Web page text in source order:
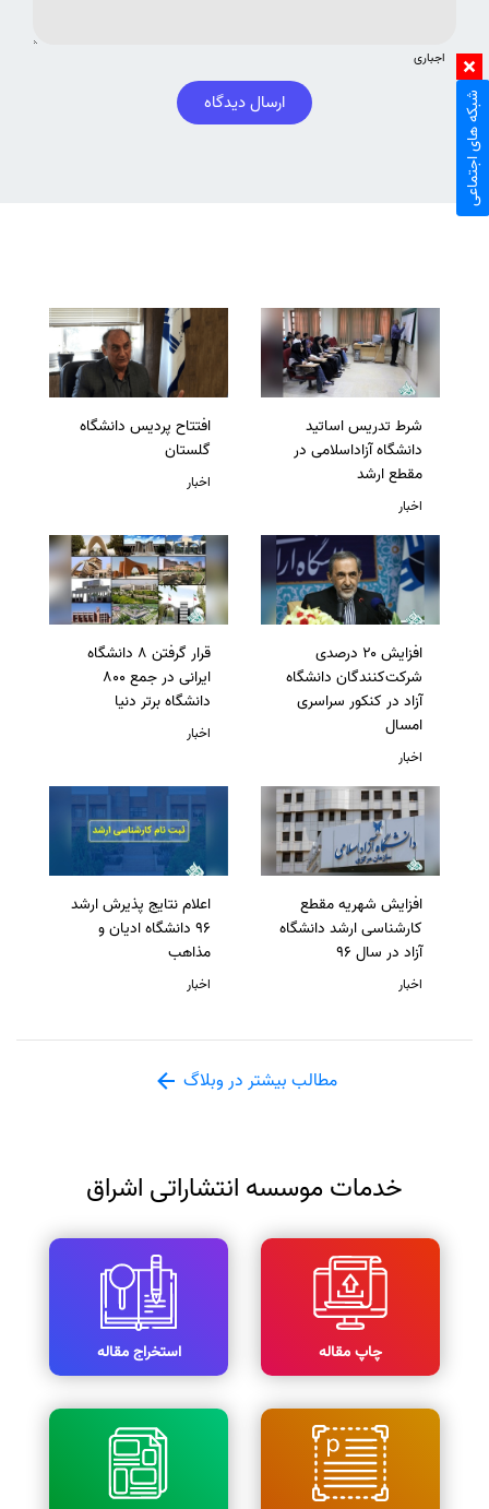
اجباری
ارسال دیدگاه
شرط تدریس اساتید
دانشگاه آزاداسلامی در
مقطع ارشد
اخبار
افتتاح پردیس دانشگاه
گلستان
اخبار
افزایش ۲۰ درصدی
شرکت‌کنندگان دانشگاه
آزاد در کنکور سراسری
امسال
اخبار
قرار گرفتن 8 دانشگاه
ایرانی در جمع 800
دانشگاه برتر دنیا
اخبار
افزایش شهریه مقطع
کارشناسی ارشد دانشگاه
آزاد در سال 96
اخبار
اعلام نتایج پذیرش ارشد
96 دانشگاه ادیان و
مذاهب
اخبار
مطالب بیشتر در وبلاگ
خدمات موسسه انتشاراتی اشراق
چاپ مقاله استخراج مقاله
شبکه های اجتماعی